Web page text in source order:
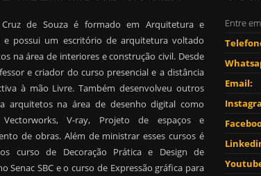
Cruz de Souza é formado em Arquitetura e
e possui um escritório de arquitetura voltado
na área de interiores e construção civil. Desde
e criador do curso presencial e a distância
à mão Livre. Também desenvolveu outros
arquitetos na área de desenho digital como
Vectorworks, V-ray, Projeto de espaços e
de obras. Além de ministrar esses cursos é
curso de Decoração Prática e Design de
Senac SBC e o curso de Expressão gráfica para
Entre
Email: